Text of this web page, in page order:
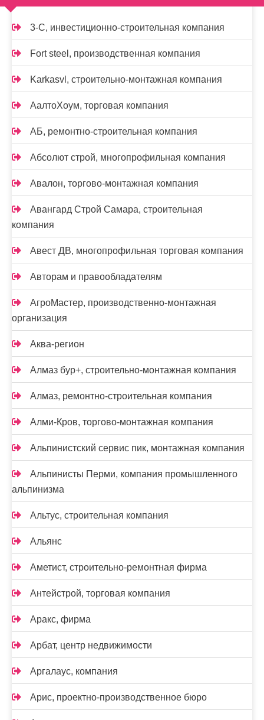
3-С, инвестиционно-строительная компания
Fort steel, производственная компания
Karkasvl, строительно-монтажная компания
АалтоХоум, торговая компания
АБ, ремонтно-строительная компания
Абсолют строй, многопрофильная компания
Авалон, торгово-монтажная компания
Авангард Строй Самара, строительная
компания
Авест ДВ, многопрофильная торговая компания
Авторам и правообладателям
АгроМастер, производственно-монтажная
организация
Аква-регион
Алмаз бур+, строительно-монтажная компания
Алмаз, ремонтно-строительная компания
Алми-Кров, торгово-монтажная компания
Альпинистский сервис пик, монтажная компания
Альпинисты Перми, компания промышленного
альпинизма
Альтус, строительная компания
Альянс
Аметист, строительно-ремонтная фирма
Антейстрой, торговая компания
Аракс, фирма
Арбат, центр недвижимости
Аргалаус, компания
Арис, проектно-производственное бюро